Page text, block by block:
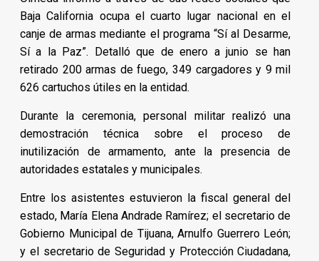
Baja California ocupa el cuarto lugar nacional en el
canje de armas mediante el programa “Sí al Desarme,
Sí a la Paz”. Detalló que de enero a junio se han
retirado 200 armas de fuego, 349 cargadores y 9 mil
626 cartuchos útiles en la entidad.
Durante la ceremonia, personal militar realizó una
demostración técnica sobre el proceso de
inutilización de armamento, ante la presencia de
autoridades estatales y municipales.
Entre los asistentes estuvieron la fiscal general del
estado, María Elena Andrade Ramírez; el secretario de
Gobierno Municipal de Tijuana, Arnulfo Guerrero León;
y el secretario de Seguridad y Protección Ciudadana,